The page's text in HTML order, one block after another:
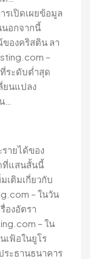
รเปิดเผยข้อมูล
นอกจากนี้
องคริสติน ลา
–
ระดับต่ำสุด
ยนแปลง
ายได้ของ
ที่แสนสั้นนี้
เติมเกี่ยวกับ
– ในวัน
องอัตรา
– ใน
เฟ้อในยูโร
ระธานธนาคาร